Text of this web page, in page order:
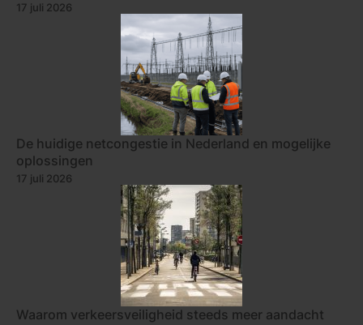
17 juli 2026
De huidige netcongestie in Nederland en mogelijke
oplossingen
17 juli 2026
Waarom verkeersveiligheid steeds meer aandacht